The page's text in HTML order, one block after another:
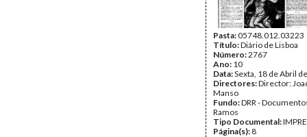
Pasta:05748.012.03223
Título:Diário de Lisboa
Número:2767
Ano: 10
Data:Sexta, 18 de Abril
Directores:Director:
Manso
Fundo:DRR -
Ramos
Tipo Documental:
Página(s): 8